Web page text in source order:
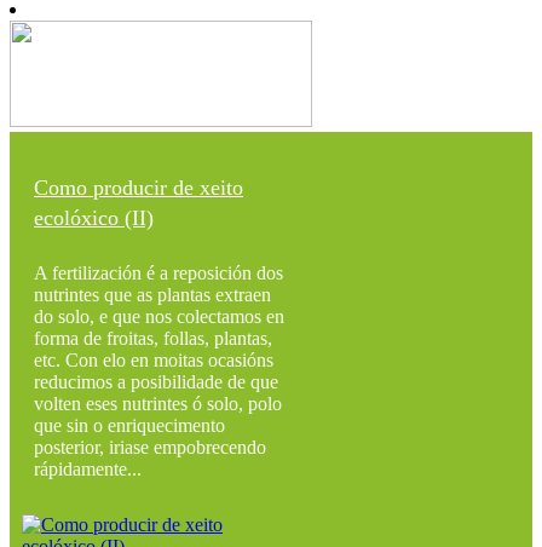
Como producir de xeito
ecolóxico (II)
A fertilización é a reposición dos
nutrintes que as plantas extraen
do solo, e que nos colectamos en
forma de froitas, follas, plantas,
etc. Con elo en moitas ocasións
reducimos a posibilidade de que
volten eses nutrintes ó solo, polo
que sin o enriquecimento
posterior, iriase empobrecendo
rápidamente...